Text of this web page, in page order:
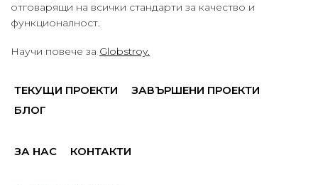
отговарящи на всички стандарти за качество и
функционалност.
Научи повече за Globstroy.
ТЕКУЩИ ПРОЕКТИ
ЗАВЪРШЕНИ ПРОЕКТИ
БЛОГ
ЗА НАС КОНТАКТИ